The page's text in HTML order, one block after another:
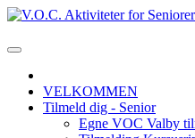
VELKOMMEN
Tilmeld dig - Senior
Egne VOC Valby